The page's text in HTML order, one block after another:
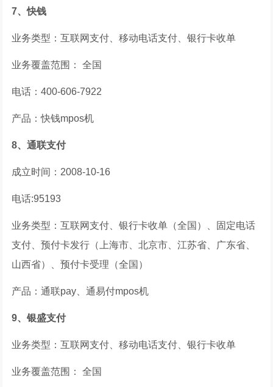
7、快钱
业务类型：互联网支付、移动电话支付、银行卡收单
业务覆盖范围： 全国
电话：400-606-7922
产品：快钱mpos机
8、通联支付
成立时间：2008-10-16
电话:95193
业务类型：互联网支付、银行卡收单（全国）、固定电话
支付、预付卡发行（上海市、北京市、江苏省、广东省、
山西省）、预付卡受理（全国）
产品：通联pay、通易付mpos机
9、银盛支付
业务类型：互联网支付、移动电话支付、银行卡收单
业务覆盖范围： 全国